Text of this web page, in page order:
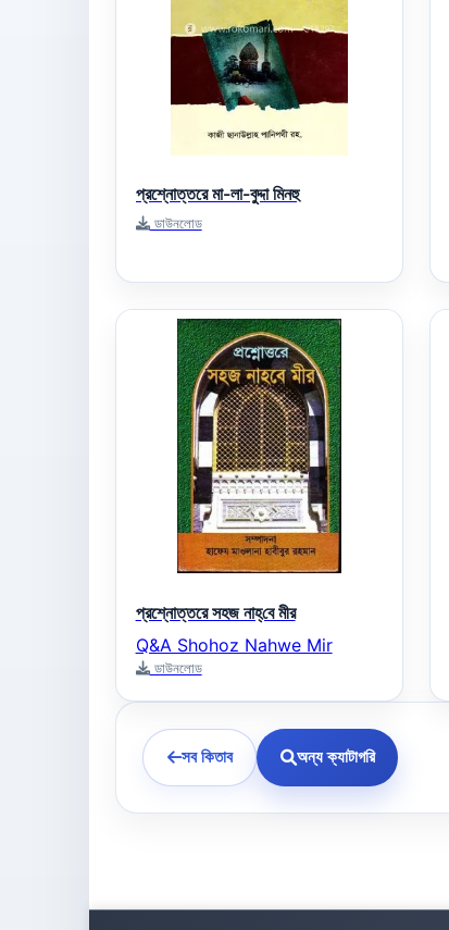
প্রশ্নোত্তরে মা-লা-বুদ্দা মিনহু
ডাউনলোড
প্রশ্নোত্তরে সহজ নাহ্‌বে মীর
Q&A Shohoz Nahwe Mir
ডাউনলোড
সব কিতাব অন্য ক্যাটাগরি